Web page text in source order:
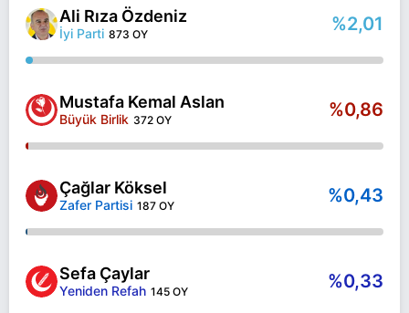
Ali Rıza Özdeniz
İyi Parti 873 OY %2,01
Mustafa Kemal Aslan
Büyük Birlik 372 OY %0,86
Çağlar Köksel
Zafer Partisi 187 OY %0,43
Sefa Çaylar
Yeniden Refah 145 OY %0,33